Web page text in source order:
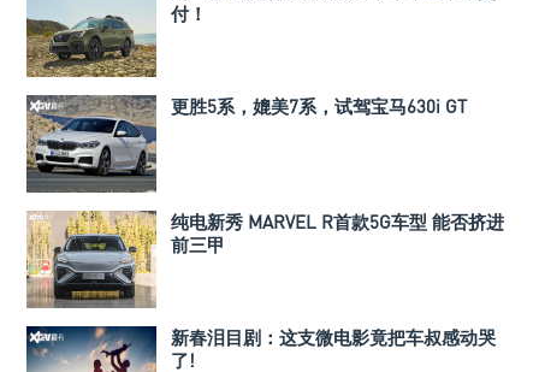
付！
更胜5系，媲美7系，试驾宝马630i GT
纯电新秀 MARVEL R首款5G车型 能否挤进
前三甲
新春泪目剧：这支微电影竟把车叔感动哭
了!